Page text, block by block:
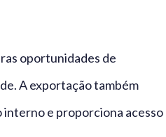
oportunidades de
A exportação também
interno e proporciona acesso